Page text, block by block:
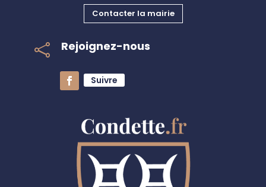
Contacter la mairie
 Rejoignez-nous
Suivre